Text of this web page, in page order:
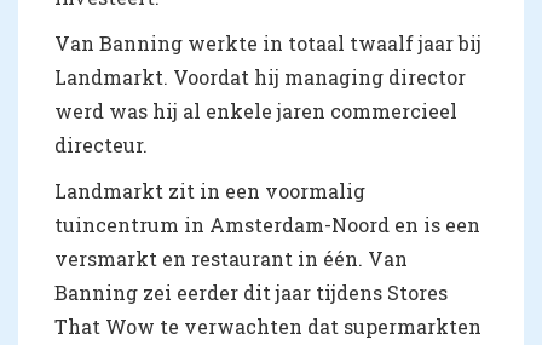
Van Banning werkte in totaal twaalf jaar bij
Landmarkt. Voordat hij managing director
werd was hij al enkele jaren commercieel
directeur.
Landmarkt zit in een voormalig
tuincentrum in Amsterdam-Noord en is een
versmarkt en restaurant in één. Van
Banning zei eerder dit jaar tijdens Stores
That Wow te verwachten dat supermarkten